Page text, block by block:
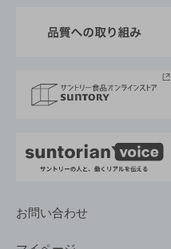
採用情報
お問い合わせ